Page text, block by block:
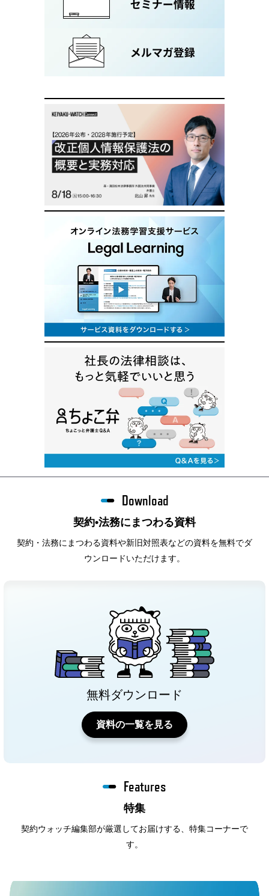
契約•法務にまつわる資料
Download
契約・法務にまつわる資料や新旧対照表などの資料を無料でダ
ウンロードいただけます。
無料ダウンロード
資料の一覧を見る
特集
Features
契約ウォッチ編集部が厳選してお届けする、特集コーナーで
す。